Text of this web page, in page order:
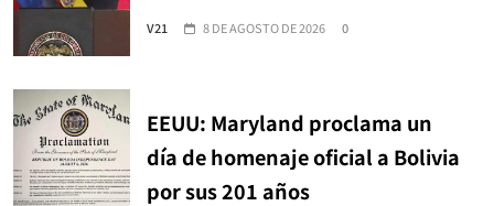
V21 8 DE AGOSTO DE 2026 0
EEUU: Maryland proclama un
día de homenaje oficial a Bolivia
por sus 201 años